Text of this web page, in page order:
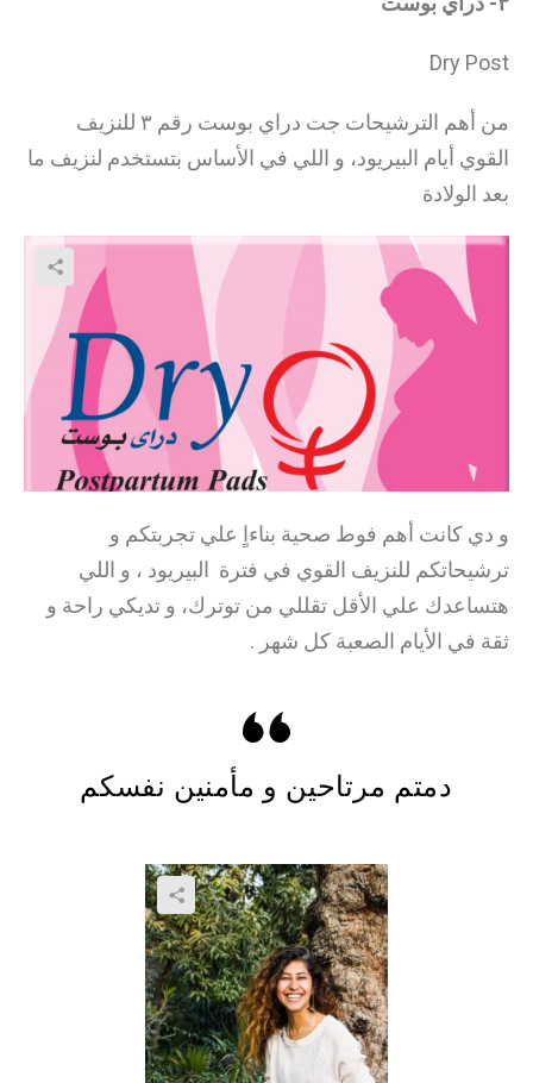
Dry Post
من أهم الترشيحات جت دراي بوست رقم ٣ للنزيف
القوي أيام البيريود، و اللي في الأساس بتستخدم لنزيف ما
بعد الولادة
و دي كانت أهم فوط صحية بناءاٍ علي تجربتكم و
ترشيحاتكم للنزيف القوي في فترة البيريود ، و اللي
هتساعدك علي الأقل تقللي من توترك، و تديكي راحة و
ثقة في الأيام الصعبة كل شهر .
دمتم مرتاحين و مأمنين نفسكم